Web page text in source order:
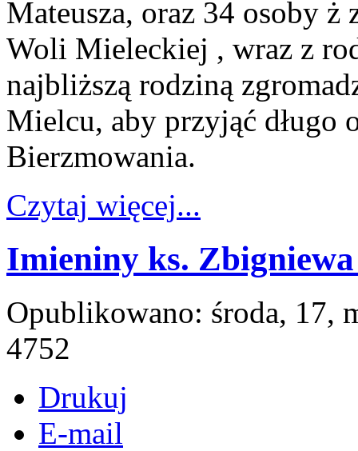
Mateusza, oraz 34 osoby
Woli Mieleckiej , wraz z
najbliższą rodziną
Mielcu, aby przyjąć długo
Bierzmowania.
Czytaj więcej...
Imieniny ks.
Opublikowano: środa, 17,
4752
Drukuj
E-mail